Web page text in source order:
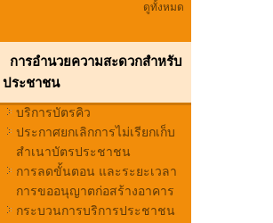
ดูทั้งหมด
การอำนวยความสะดวกสำหรับ
ประชาชน
บริการบัตรคิว
ประกาศยกเลิกการไม่เรียกเก็บ
สำเนาบัตรประชาชน
การลดขั้นตอน และระยะเวลา
การขออนุญาตก่อสร้างอาคาร
กระบวนการบริการประชาชน